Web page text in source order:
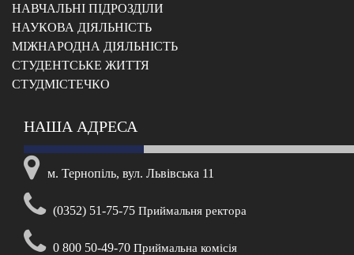
НАВЧАЛЬНІ ПІДРОЗДІЛИ
НАУКОВА ДІЯЛЬНІСТЬ
МІЖНАРОДНА ДІЯЛЬНІСТЬ
CТУДЕНТСЬКЕ ЖИТТЯ
CТУДМІСТЕЧКО
НАША АДРЕСА
м. Тернопіль, вул. Львівська 11
(0352) 51-75-75 Приймальня ректора
0 800 50-49-70 Приймальна комісія